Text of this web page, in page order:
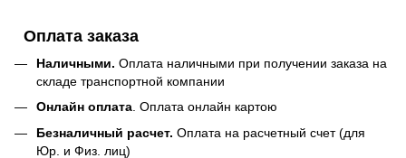
Оплата заказа
Наличными. Оплата наличными при получении заказа на
складе транспортной компании
Онлайн оплата . Оплата онлайн картою
Безналичный расчет. Оплата на расчетный счет (для
Юр. и Физ. лиц)